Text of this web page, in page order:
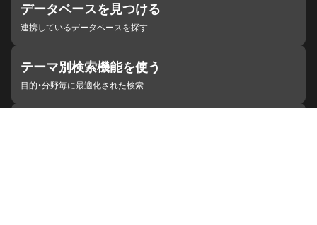
データベースを見つける
連携しているデータベースを探す
テーマ別検索機能を使う
目的・分野毎に最適化された検索